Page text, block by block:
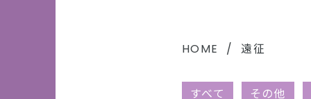
HOME 遠征
すべて その他